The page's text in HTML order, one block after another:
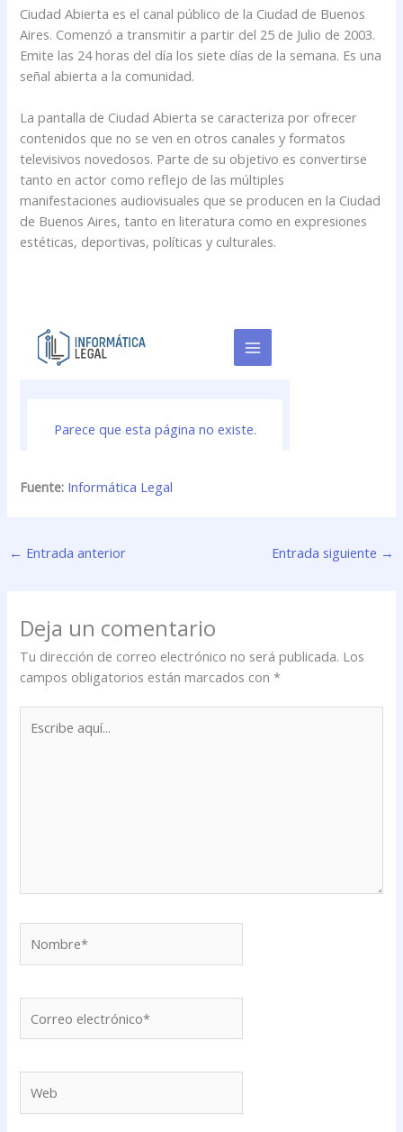
Ciudad Abierta es el canal público de la Ciudad de Buenos
Aires. Comenzó a transmitir a partir del 25 de Julio de 2003.
Emite las 24 horas del día los siete días de la semana. Es una
señal abierta a la comunidad.
La pantalla de Ciudad Abierta se caracteriza por ofrecer
contenidos que no se ven en otros canales y formatos
televisivos novedosos. Parte de su objetivo es convertirse
tanto en actor como reflejo de las múltiples
manifestaciones audiovisuales que se producen en la Ciudad
de Buenos Aires, tanto en literatura como en expresiones
estéticas, deportivas, políticas y culturales.
Fuente: Informática Legal
← Entrada anterior Entrada siguiente →
Deja un comentario
Tu dirección de correo electrónico no será publicada. Los
campos obligatorios están marcados con*
aquí...
electrónico*